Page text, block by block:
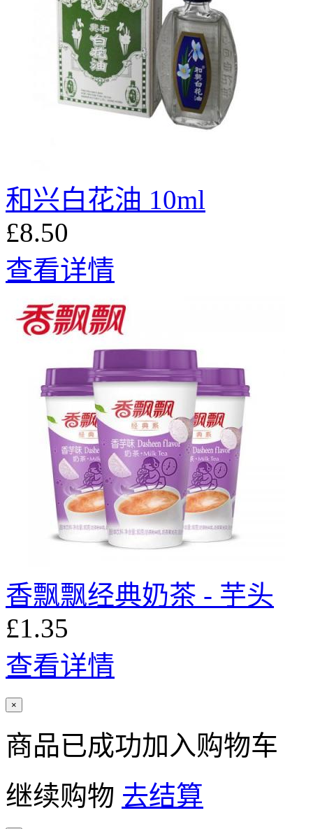
和兴白花油 10ml
£8.50
查看详情
香飘飘经典奶茶 - 芋头
£1.35
查看详情
×
商品已成功加入购物车
继续购物 去结算